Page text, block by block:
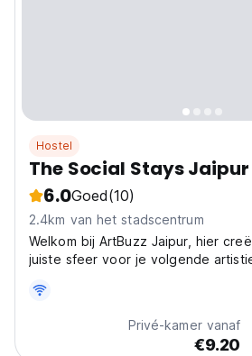
Hostel
The Social Stays Jaipur
6.0Goed(10)
2.4km van het stadscentrum
Welkom bij ArtBuzz Jaipur, hier
juiste sfeer voor je volgende
Privé-kamer vanaf
€9.20